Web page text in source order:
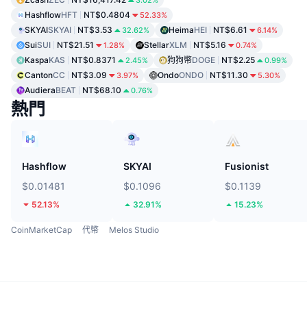
HashflowHFT NT$0.4804 52.33%
SKYAISKYAI NT$3.53 32.62% HeimaHEI NT$6.61 6.14%
SuiSUI NT$21.51 1.28% StellarXLM NT$5.16 0.74%
KaspaKAS NT$0.8371 2.45% 狗狗幣DOGE NT$2.25 0.99%
CantonCC NT$3.09 3.97% OndoONDO NT$11.30 5.30%
AudieraBEAT NT$68.10 0.76%
熱門
Hashflow
$0.01481
52.13%
SKYAI
$0.1096
32.91%
Fusionist
$0.1139
15.23%
CoinMarketCap 代幣 Melos Studio